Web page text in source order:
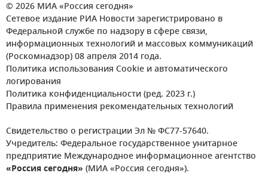
© 2026 МИА «Россия сегодня»
Сетевое издание РИА Новости зарегистрировано в
Федеральной службе по надзору в сфере связи,
информационных технологий и массовых коммуникаций
(Роскомнадзор) 08 апреля 2014 года.
Политика использования Cookie и автоматического
логирования
Политика конфиденциальности (ред. 2023 г.)
Правила применения рекомендательных технологий
Свидетельство о регистрации Эл № ФС77-57640.
Учредитель: Федеральное государственное унитарное
предприятие Международное информационное агентство
«Россия сегодня» (МИА «Россия сегодня»).